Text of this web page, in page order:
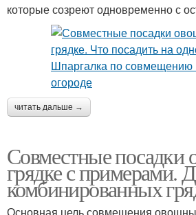
которые созреют одновременно с
читать дальше →
Совместные посадки
грядке с примерами.
комбинированных